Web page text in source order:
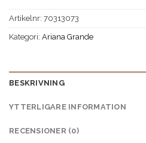
Artikelnr: 70313073
Kategori: Ariana Grande
BESKRIVNING
YTTERLIGARE INFORMATION
RECENSIONER (0)